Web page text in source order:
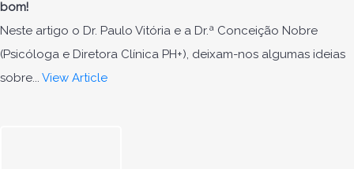
bom!
Neste artigo o Dr. Paulo Vitória e a Dr.ª Conceição Nobre
(Psicóloga e Diretora Clínica PH+), deixam-nos algumas ideias
sobre... View Article